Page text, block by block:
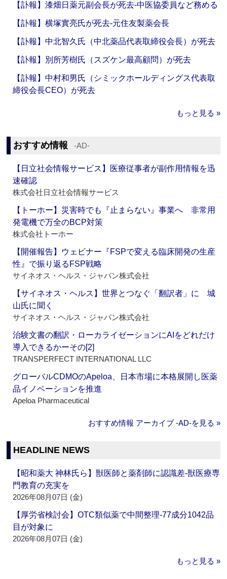
【訃報】漆畑日薬元副会長が死去‐中医協委員など務める
【訃報】横塚實亮氏が死去‐元住友製薬会長
【訃報】中北智久氏（中北薬品代表取締役会長）が死去
【訃報】別所芳樹氏（スズケン最高顧問）が死去
【訃報】中村和男氏（シミックホールディングス代表取
締役会長CEO）が死去
もっと見る »
おすすめ情報 ‐AD‐
【日立社会情報サービス】医療従事者が副作用情報を迅
速確認
株式会社日立社会情報サービス
【トーホー】災害時でも『止まらない』事業へ 非常用
発電機で万全のBCP対策
株式会社トーホー
【開催報告】ウェビナー『FSPで変える臨床開発の生産
性』で振り返るFSP戦略
サイネオス・ヘルス・ジャパン株式会社
【サイネオス・ヘルス】世界とつなぐ「翻訳者」に 城
山氏に聞く
サイネオス・ヘルス・ジャパン株式会社
治験文書の翻訳・ローカライゼーションにAIをどれだけ
導入できるかーその[2]
TRANSPERFECT INTERNATIONAL LLC
グローバルCDMOのApeloa、日本市場に本格展開し医薬
品イノベーションを推進
Apeloa Pharmaceutical
おすすめ情報 アーカイブ ‐AD‐を見る »
HEADLINE NEWS
【昭和薬大 神林氏ら】獣医師と薬剤師に認識差‐獣医療専
門教育の充実を
2026年08月07日 (金)
【厚労省検討会】OTC類似薬で中間整理‐77成分1042品
目が対象に
2026年08月07日 (金)
もっと見る »